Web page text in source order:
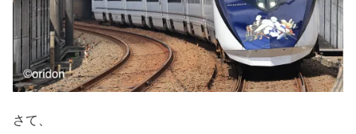
さて、